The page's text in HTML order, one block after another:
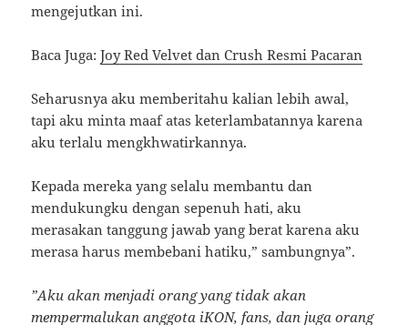
mengejutkan ini.
Baca Juga:Joy Red Velvet dan Crush Resmi Pacaran
Seharusnya aku memberitahu kalian lebih awal,
tapi aku minta maaf atas keterlambatannya karena
aku terlalu mengkhwatirkannya.
Kepada mereka yang selalu membantu dan
mendukungku dengan sepenuh hati, aku
merasakan tanggung jawab yang berat karena aku
merasa harus membebani hatiku,” sambungnya”.
”Aku akan menjadi orang yang tidak akan
mempermalukan anggota iKON, fans, dan juga orang